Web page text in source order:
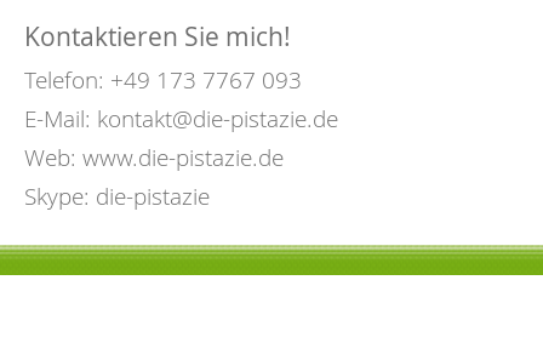
Kontaktieren Sie mich!
Telefon: +49 173 7767 093
E-Mail: kontakt@die-pistazie.de
Web: www.die-pistazie.de
Skype: die-pistazie